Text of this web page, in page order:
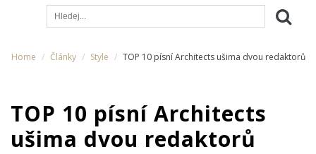
Home Články Style TOP 10 písní Architects ušima dvou redaktorů
TOP 10 písní Architects
ušima dvou redaktorů